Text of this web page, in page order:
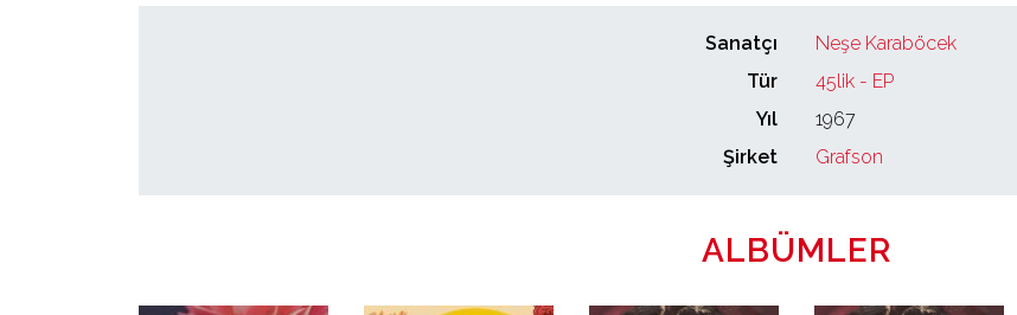
Sanatçı
Neşe Karaböcek
Tür
45lik - EP
Yıl
1967
Şirket
Grafson
ALBÜMLER